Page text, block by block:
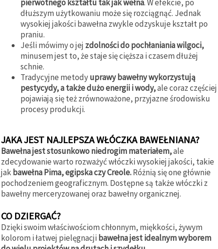
pierwotnego kształtu tak jak wełna. W efekcie, po
dłuższym użytkowaniu może się rozciągnąć. Jednak
wysokiej jakości bawełna zwykle odzyskuje kształt po
praniu.
Jeśli mówimy o jej zdolności do pochłaniania wilgoci,
minusem jest to, że staje się cięższa i czasem dłużej
schnie.
Tradycyjne metodyuprawy bawełny wykorzystują
pestycydy, a także dużo energii i wody,ale coraz częściej
pojawiają się też zrównoważone, przyjazne środowisku
procesy produkcji.
JAKA JEST NAJLEPSZA WŁÓCZKA BAWEŁNIANA?
Bawełna jest stosunkowo niedrogim materiałem,ale
zdecydowanie warto rozważyć włóczki wysokiej jakości, takie
jakbawełna Pima, egipska czy Creole.Różnią się one głównie
pochodzeniem geograficznym. Dostępne są także włóczki z
bawełny merceryzowanej oraz bawełny organicznej.
CO DZIERGAĆ?
Dzięki swoim właściwościom chłonnym, miękkości, żywym
kolorom i łatwej pielęgnacji bawełna jest idealnym wyborem